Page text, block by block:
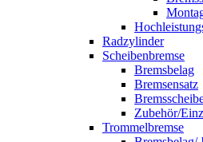
Radzylinder
Scheibenbremse
Bremsbelag
Bremsensatz
Zubehör/
Trommelbremse